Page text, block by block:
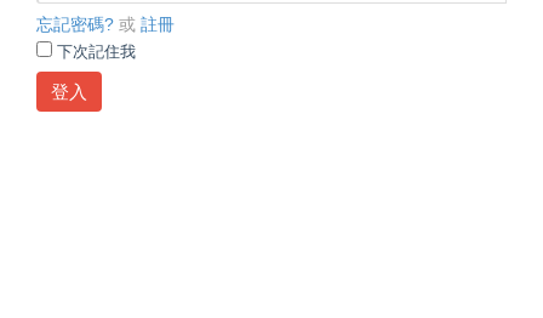
忘記密碼? 或 註冊
下次記住我
登入